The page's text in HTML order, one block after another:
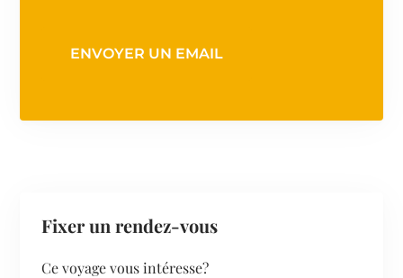
ENVOYER UN EMAIL
Fixer un rendez-vous
Ce voyage vous intéresse?